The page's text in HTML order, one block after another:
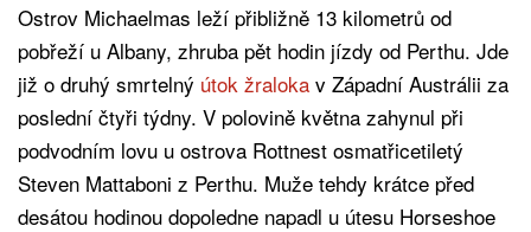
Ostrov Michaelmas leží přibližně 13 kilometrů od
pobřeží u Albany, zhruba pět hodin jízdy od Perthu. Jde
již o druhý smrtelný útok žraloka v Západní Austrálii za
poslední čtyři týdny. V polovině května zahynul při
podvodním lovu u ostrova Rottnest osmatřicetiletý
Steven Mattaboni z Perthu. Muže tehdy krátce před
desátou hodinou dopoledne napadl u útesu Horseshoe